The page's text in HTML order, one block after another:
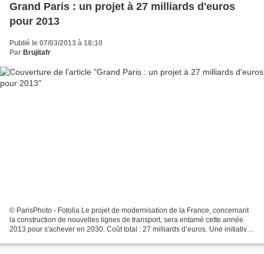
Grand Paris : un projet à 27 milliards d'euros
pour 2013
Publié le 07/03/2013 à 18:10
Par Brujitafr
© ParisPhoto - Fotolia Le projet de modernisation de la France, concernant
la construction de nouvelles lignes de transport, sera entamé cette année
2013 pour s'achever en 2030. Coût total : 27 milliards d’euros. Une initiative